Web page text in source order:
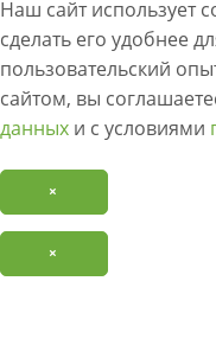
Наш сайт использует
сделать его удобнее
пользовательский
сайтом, вы
данных и с условиями
×
×